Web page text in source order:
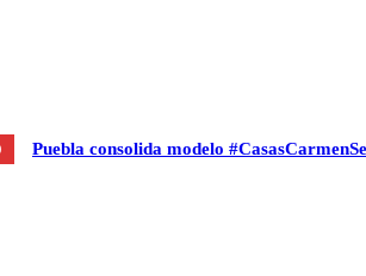
Puebla consolida modelo